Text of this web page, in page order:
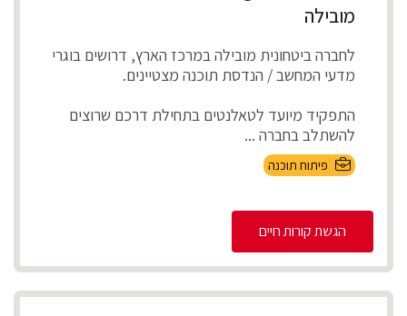
מובילה
לחברה ביטחונית מובילה במרכז הארץ, דרושים בוגרי
מדעי המחשב / הנדסת תוכנה מצטיינים.
התפקיד מיועד לטאלנטים בתחילת דרכם שרוצים
להשתלב בחברה ...
פיתוח תוכנה
הגשת קורות חיים